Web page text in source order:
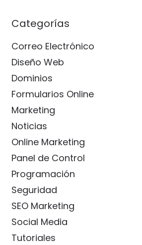
Categorías
Correo Electrónico
Diseño Web
Dominios
Formularios Online
Marketing
Noticias
Online Marketing
Panel de Control
Programación
Seguridad
SEO Marketing
Social Media
Tutoriales